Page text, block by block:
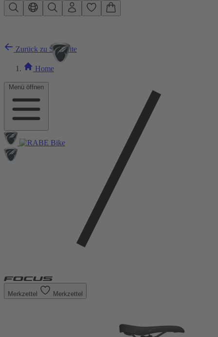
Zum Hauptinhalt springen
Menü öffnen
Zurück zu Startseite
Home
Merkzettel Merkzettel